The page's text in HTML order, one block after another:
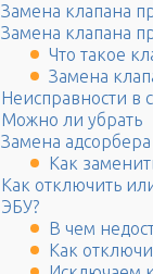
Замена клапана
Замена клапана
Что такое
Замена
Неисправности в
Можно ли убрать
Замена
Как
Как отключить
ЭБУ?
В чем
Как